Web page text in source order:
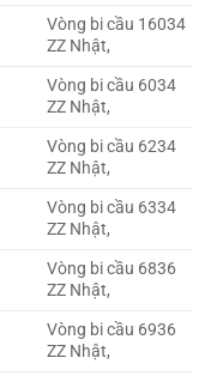
Vòng bi cầu 16034
ZZ Nhật,
Vòng bi cầu 6034
ZZ Nhật,
Vòng bi cầu 6234
ZZ Nhật,
Vòng bi cầu 6334
ZZ Nhật,
Vòng bi cầu 6836
ZZ Nhật,
Vòng bi cầu 6936
ZZ Nhật,